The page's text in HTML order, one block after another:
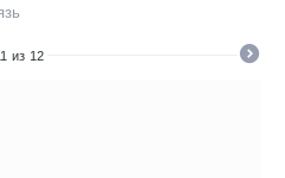
из 12